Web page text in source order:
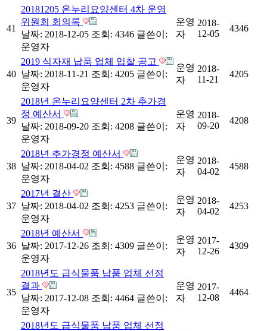
41
20181205 온누리요양센터 4차 운영
위원회 회의록
날짜: 2018-12-05 조회: 4346 글쓴이:
운영자
운영
자
2018-
12-05
4346
40
2019 식자재 납품 업체 입찰 공고
날짜: 2018-11-21 조회: 4205 글쓴이:
운영자
운영
자
2018-
11-21
4205
39
2018년 온누리요양센터 2차 추가경
정 예산서
날짜: 2018-09-20 조회: 4208 글쓴이:
운영자
운영
자
2018-
09-20
4208
38
2018년 추가경정 예산서
날짜: 2018-04-02 조회: 4588 글쓴이:
운영자
운영
자
2018-
04-02
4588
37
2017년 결산
날짜: 2018-04-02 조회: 4253 글쓴이:
운영자
운영
자
2018-
04-02
4253
36
2018년 예산서
날짜: 2017-12-26 조회: 4309 글쓴이:
운영자
운영
자
2017-
12-26
4309
35
2018년도 급식물품 납품 업체 선정
결과
날짜: 2017-12-08 조회: 4464 글쓴이:
운영자
운영
자
2017-
12-08
4464
2018년도 급식물품 납품 업체 선정